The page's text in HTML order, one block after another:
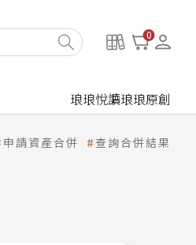
0
琅琅悅讀琅琅原創
申請資產合併 查詢合併結果